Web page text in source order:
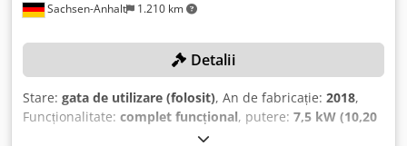
Sachsen-Anhalt 1.210 km
Detalii
Stare: gata de utilizare (folosit), An de fabricație: 2018,
Funcționalitate: complet funcțional, putere: 7,5 kW (10,20
, diametrul lamei de ferăstrău: